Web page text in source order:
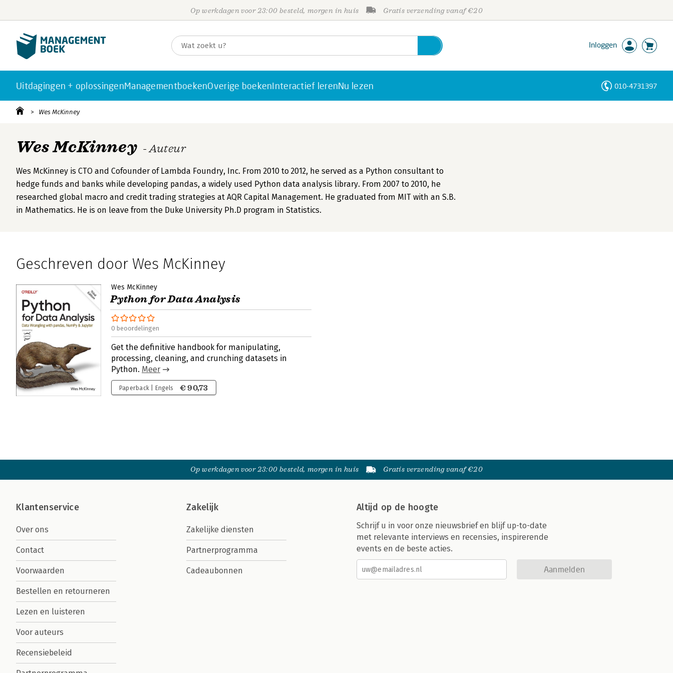
Op werkdagen voor 23:00 besteld, morgen in huis Gratis verzending vanaf €20
Inloggen
Uitdagingen + oplossingenManagementboekenOverige boekenInteractief lerenNu lezen 010-4731397
Wes McKinney
Wes McKinney - Auteur
Wes McKinney is CTO and Cofounder of Lambda Foundry, Inc. From 2010 to 2012, he served as a Python consultant to
hedge funds and banks while developing pandas, a widely used Python data analysis library. From 2007 to 2010, he
researched global macro and credit trading strategies at AQR Capital Management. He graduated from MIT with an S.B.
in Mathematics. He is on leave from the Duke University Ph.D program in Statistics.
Geschreven door Wes McKinney
Wes McKinney
Python for Data Analysis
0 beoordelingen
Get the definitive handbook for manipulating,
processing, cleaning, and crunching datasets in
Python. Meer
Paperback | Engels € 90,73
Op werkdagen voor 23:00 besteld, morgen in huis Gratis verzending vanaf €20
Klantenservice
Over ons
Contact
Voorwaarden
Bestellen en retourneren
Lezen en luisteren
Voor auteurs
Recensiebeleid
Zakelijk
Zakelijke diensten
Partnerprogramma
Cadeaubonnen
Altijd op de hoogte
Schrijf u in voor onze nieuwsbrief en blijf up-to-date
met relevante interviews en recensies, inspirerende
events en de beste acties.
Aanmelden
Personen